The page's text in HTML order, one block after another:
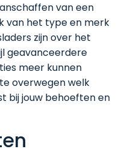
van een
van het type en merk
zijn over het
geavanceerdere
meer kunnen
overwegen welk
bij jouw behoeften en